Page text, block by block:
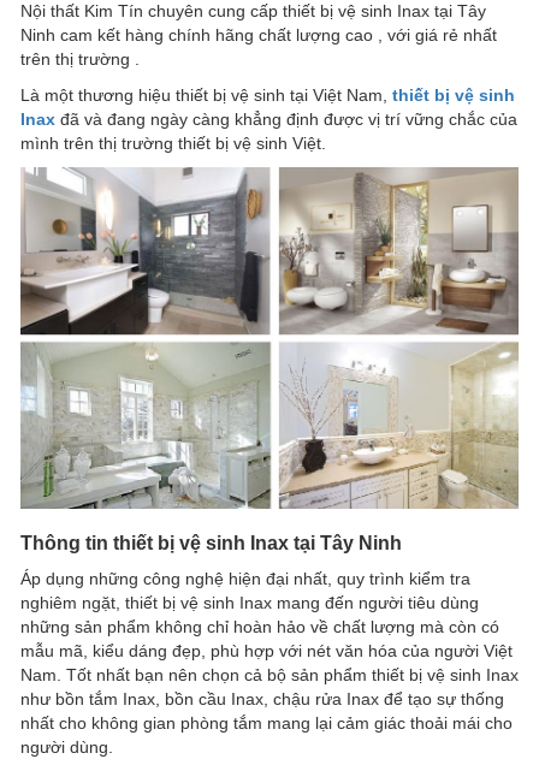
Nội thất Kim Tín chuyên cung cấp thiết bị vệ sinh Inax tại Tây
Ninh cam kết hàng chính hãng chất lượng cao , với giá rẻ nhất
trên thị trường .
Là một thương hiệu thiết bị vệ sinh tại Việt Nam, thiết bị vệ sinh
Inax đã và đang ngày càng khẳng định được vị trí vững chắc của
mình trên thị trường thiết bị vệ sinh Việt.
Thông tin thiết bị vệ sinh Inax tại Tây Ninh
Áp dụng những công nghệ hiện đại nhất, quy trình kiểm tra
nghiêm ngặt, thiết bị vệ sinh Inax mang đến người tiêu dùng
những sản phẩm không chỉ hoàn hảo về chất lượng mà còn có
mẫu mã, kiểu dáng đẹp, phù hợp với nét văn hóa của người Việt
Nam. Tốt nhất bạn nên chọn cả bộ sản phẩm thiết bị vệ sinh Inax
như bồn tắm Inax, bồn cầu Inax, chậu rửa Inax để tạo sự thống
nhất cho không gian phòng tắm mang lại cảm giác thoải mái cho
người dùng.